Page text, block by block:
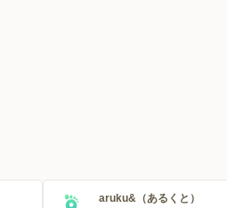
aruku&（あるくと）